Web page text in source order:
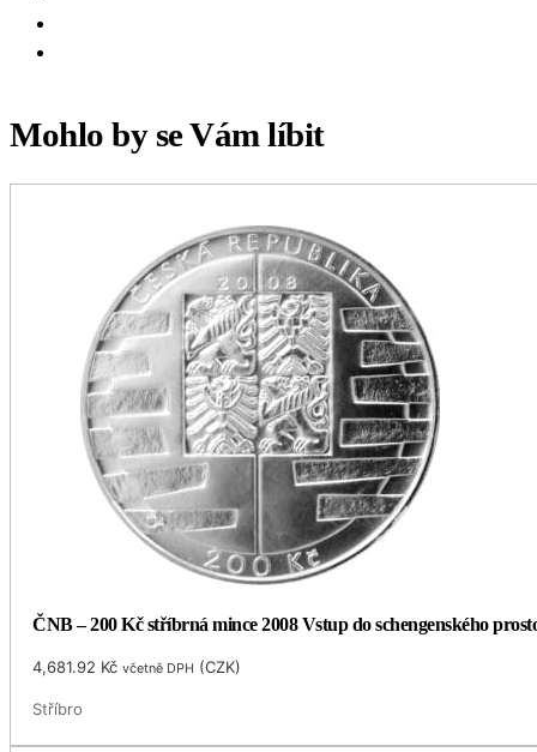
Mohlo by se Vám líbit
ČNB – 200 Kč stříbrná mince 2008 Vstup do schengenského
4,681.92 Kč včetně DPH (CZK)
Stříbro